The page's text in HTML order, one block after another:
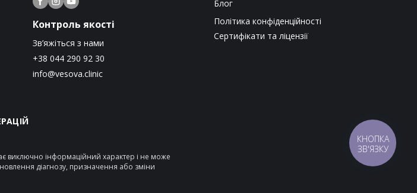
Контроль якості
Зв’яжіться з нами
+38 044 290 92 30
info@vesova.clinic
Блог
Політика конфіденційності
Сертифікати та ліцензії
виключно інформаційний характер і не може
діагнозу, призначення або зміни
КНОПКА
ЗВ'ЯЗКУ